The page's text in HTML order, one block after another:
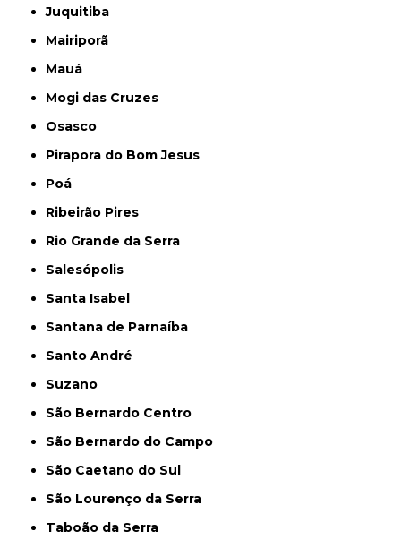
Juquitiba
Mairiporã
Mauá
Mogi das Cruzes
Osasco
Pirapora do Bom Jesus
Poá
Ribeirão Pires
Rio Grande da Serra
Salesópolis
Santa Isabel
Santana de Parnaíba
Santo André
Suzano
São Bernardo Centro
São Bernardo do Campo
São Caetano do Sul
São Lourenço da Serra
Taboão da Serra